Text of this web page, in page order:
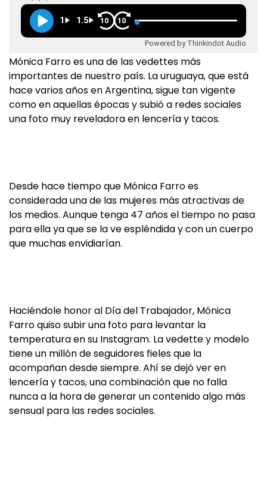
1 1.5 10 10
Powered by Thinkindot Audio
Mónica Farro es una de las vedettes más
importantes de nuestro país. La uruguaya, que está
hace varios años en Argentina, sigue tan vigente
como en aquellas épocas y subió a redes sociales
una foto muy reveladora en lencería y tacos.
Desde hace tiempo que Mónica Farro es
considerada una de las mujeres más atractivas de
los medios. Aunque tenga 47 años el tiempo no pasa
para ella ya que se la ve espléndida y con un cuerpo
que muchas envidiarían.
Haciéndole honor al Día del Trabajador, Mónica
Farro quiso subir una foto para levantar la
temperatura en su Instagram. La vedette y modelo
tiene un millón de seguidores fieles que la
acompañan desde siempre. Ahí se dejó ver en
lencería y tacos, una combinación que no falla
nunca a la hora de generar un contenido algo más
sensual para las redes sociales.